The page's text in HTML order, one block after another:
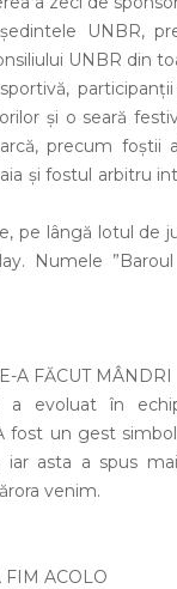
UNBR,
UNBR din
și o seară
precum foștii
și fostul arbitru
pe lângă lotul de
Numele
A FĂCUT MÂNDRI
a evoluat în
fost un gest
iar asta a spus
venim.
FIM ACOLO